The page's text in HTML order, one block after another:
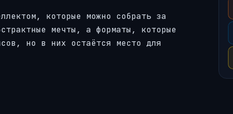
которые можно собрать за
мечты, а форматы, которые
но в них остаётся место для